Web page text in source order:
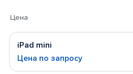
Цена
iPad mini
Цена по запросу